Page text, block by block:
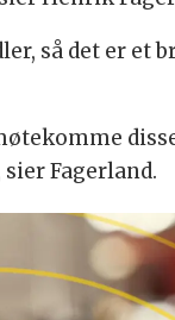
så det er et
Fagerland.